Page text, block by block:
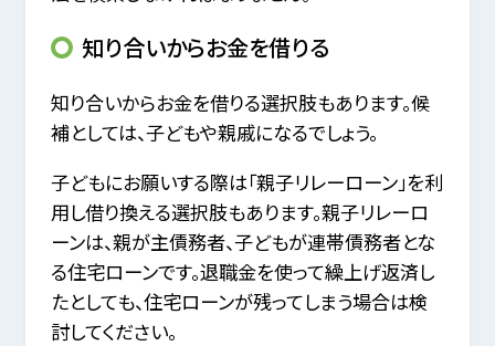
知り合いからお金を借りる
知り合いからお金を借りる選択肢もあります。候
補としては、子どもや親戚になるでしょう。
子どもにお願いする際は「親子リレーローン」を利
用し借り換える選択肢もあります。親子リレーロ
ーンは、親が主債務者、子どもが連帯債務者とな
る住宅ローンです。退職金を使って繰上げ返済し
たとしても、住宅ローンが残ってしまう場合は検
討してください。